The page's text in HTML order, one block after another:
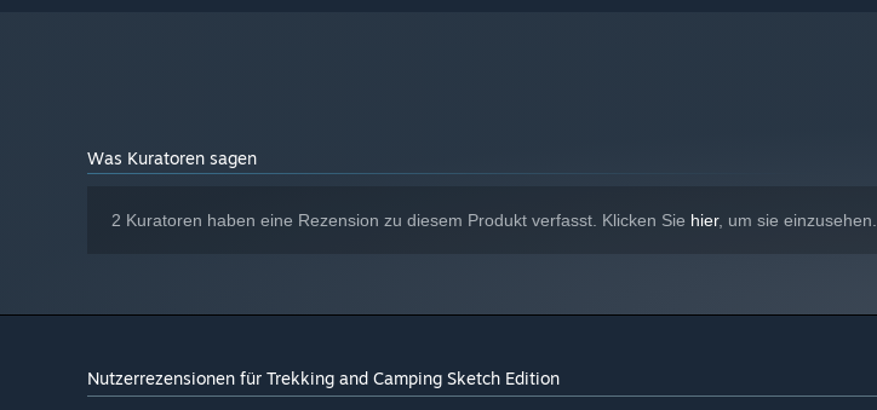
Was Kuratoren sagen
2 Kuratoren haben eine Rezension zu diesem Produkt verfasst. Klicken Sie hier, um sie einzusehen.
Nutzerrezensionen für Trekking and Camping Sketch Edition